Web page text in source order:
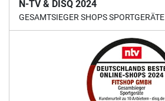
N-TV & DISQ 2024
GESAMTSIEGER SHOPS SPORTGERÄTE